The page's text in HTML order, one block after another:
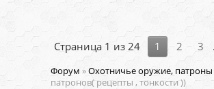
Страница 1 из 24 1 2 3
Форум »Охотничье оружие,
патронов( рецепты , тонкости ))